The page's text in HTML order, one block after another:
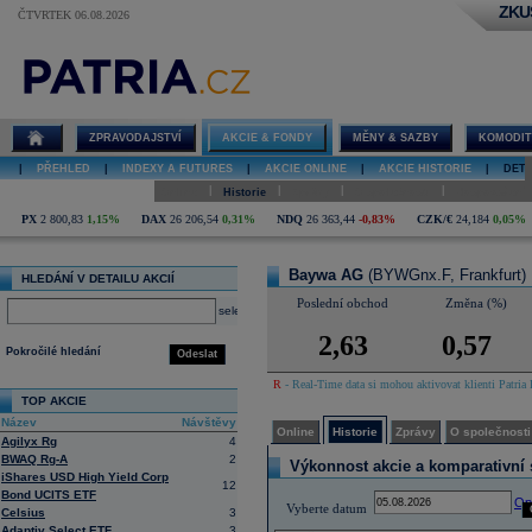
ČTVRTEK 06.08.2026
Baywa AG
ZPRAVODAJSTVÍ AKCIE & FONDY MĚNY & SAZBY
PŘEHLED INDEXY A FUTURES AKCIE ONLINE AKCIE HISTORIE
Historie
PX 2 800,83 1,15% DAX 26 206,54 0,31% NDQ 26 363,44 -0,83% CZK/€ 24,184 0,05%
HLEDÁNÍ V DETAILU AKCIÍ
select
Odeslat
Pokročilé hledání
TOP AKCIE
Název
Návštěvy
Agilyx Rg
4
BWAQ Rg-A
2
iShares USD High Yield Corp
Bond UCITS ETF
12
Celsius
3
Baywa AG (BYWGnx.F, Frankfurt)
Poslední obchod Změna (%)
2,63 0,57
R - Real-Time data si mohou aktivovat klienti
Online Historie Zprávy O společnosti
Výkonnost akcie a komparativní
Vyberte datum